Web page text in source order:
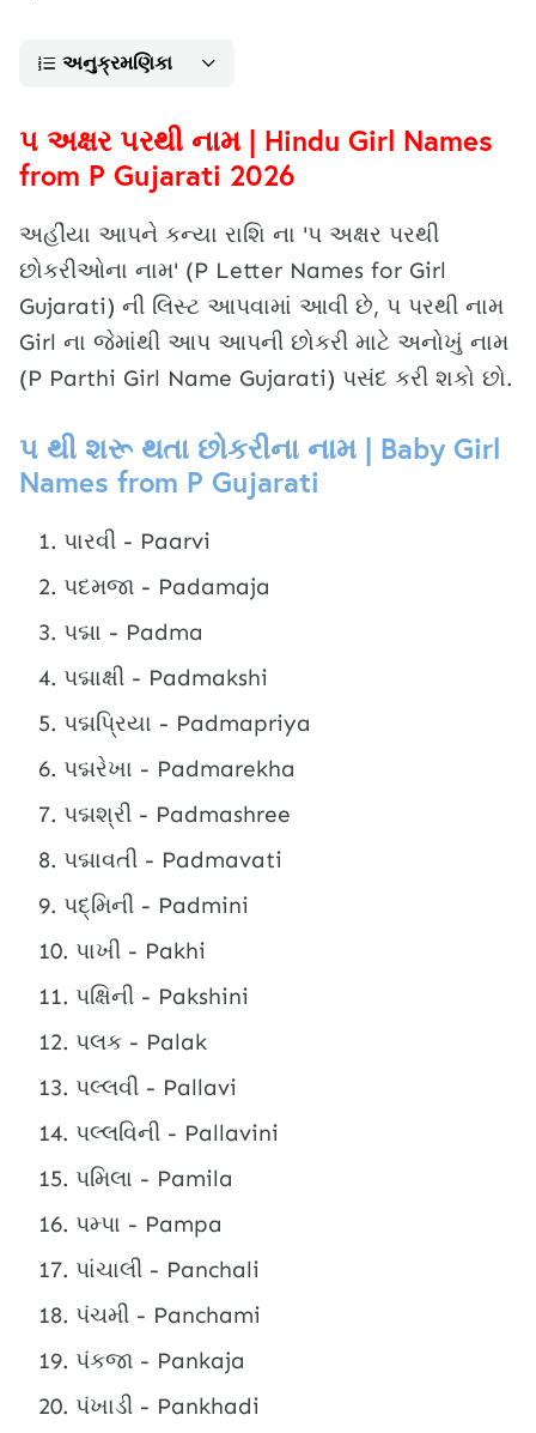
અનુક્રમણિકા
પ અક્ષર પરથી નામ | Hindu Girl Names
from P Gujarati 2026
અહીંયા આપને કન્યા રાશિ ના 'પ અક્ષર પરથી
છોકરીઓના નામ' (P Letter Names for Girl
Gujarati) ની લિસ્ટ આપવામાં આવી છે, પ પરથી નામ
Girl ના જેમાંથી આપ આપની છોકરી માટે અનોખું નામ
(P Parthi Girl Name Gujarati) પસંદ કરી શકો છો.
પ થી શરૂ થતા છોકરીના નામ | Baby Girl
Names from P Gujarati
પારવી - Paarvi
પદમજા - Padamaja
પદ્મા - Padma
પદ્માક્ષી - Padmakshi
પદ્મપ્રિયા - Padmapriya
પદ્મરેખા - Padmarekha
પદ્મશ્રી - Padmashree
પદ્માવતી - Padmavati
પદ્મિની - Padmini
પાખી - Pakhi
પક્ષિની - Pakshini
પલક - Palak
પલ્લવી - Pallavi
પલ્લવિની - Pallavini
પમિલા - Pamila
પમ્પા - Pampa
પાંચાલી - Panchali
પંચમી - Panchami
પંકજા - Pankaja
પંખાડી - Pankhadi